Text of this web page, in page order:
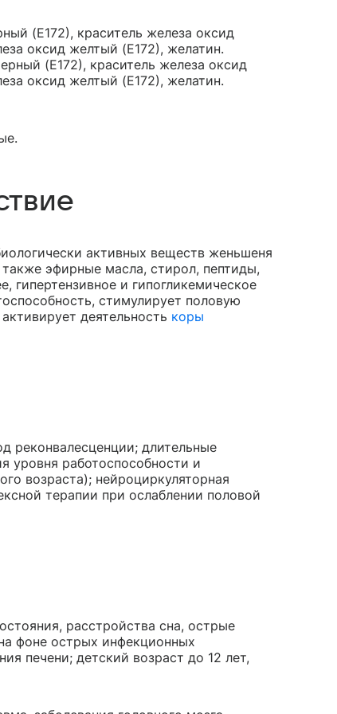
(Е172), краситель железа оксид
оксид желтый (Е172), желатин.
(Е172), краситель железа оксид
оксид желтый (Е172), желатин.
активных веществ женьшеня
эфирные масла, стирол, пептиды,
и гипогликемическое
стимулирует половую
деятельность коры
реконвалесценции; длительные
уровня работоспособности и
возраста); нейроциркуляторная
терапии при ослаблении половой
расстройства сна, острые
фоне острых инфекционных
печени; детский возраст до 12 лет,